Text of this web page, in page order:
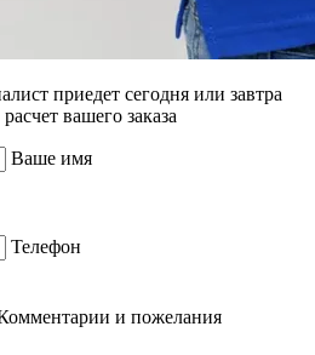
приедет сегодня или завтра
вашего заказа
Ваше имя
Телефон
и пожелания